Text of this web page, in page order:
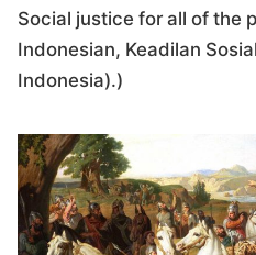
Social justice for all of the
Indonesian, Keadilan
Indonesia).)